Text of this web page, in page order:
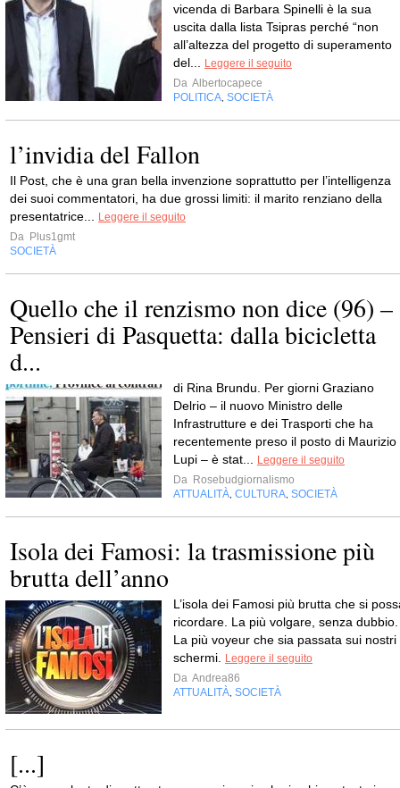
vicenda di Barbara Spinelli è la sua
uscita dalla lista Tsipras perché “non
all’altezza del progetto di superamento
del... Leggere il seguito
Da Albertocapece
POLITICA, SOCIETÀ
l’invidia del Fallon
Il Post, che è una gran bella invenzione soprattutto per l’intelligenza
dei suoi commentatori, ha due grossi limiti: il marito renziano della
presentatrice... Leggere il seguito
Da Plus1gmt
SOCIETÀ
Quello che il renzismo non dice (96) –
Pensieri di Pasquetta: dalla bicicletta
d...
di Rina Brundu. Per giorni Graziano
Delrio – il nuovo Ministro delle
Infrastrutture e dei Trasporti che ha
recentemente preso il posto di Maurizio
Lupi – è stat... Leggere il seguito
Da Rosebudgiornalismo
ATTUALITÀ, CULTURA, SOCIETÀ
Isola dei Famosi: la trasmissione più
brutta dell’anno
L’isola dei Famosi più brutta che si
ricordare. La più volgare, senza dubbio.
La più voyeur che sia passata sui nostri
schermi. Leggere il seguito
Da Andrea86
ATTUALITÀ, SOCIETÀ
[...]